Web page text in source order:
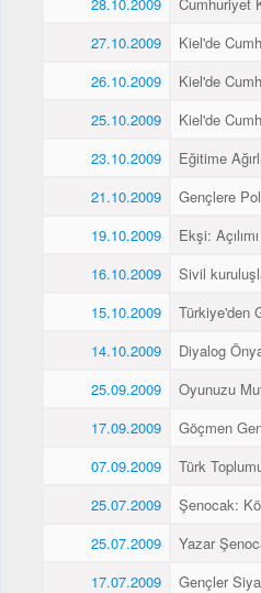
27.10.2009
Kiel'de
26.10.2009
Kiel'de
25.10.2009
Kiel'de
23.10.2009
Eğitime
21.10.2009
Gençlere
19.10.2009
Ekşi:
16.10.2009
Sivil
15.10.2009
Türkiye'den
14.10.2009
Diyalog
25.09.2009
Oyunuzu
17.09.2009
Göçmen
07.09.2009
Türk
25.07.2009
Şenocak:
25.07.2009
Yazar
17.07.2009
Gençler